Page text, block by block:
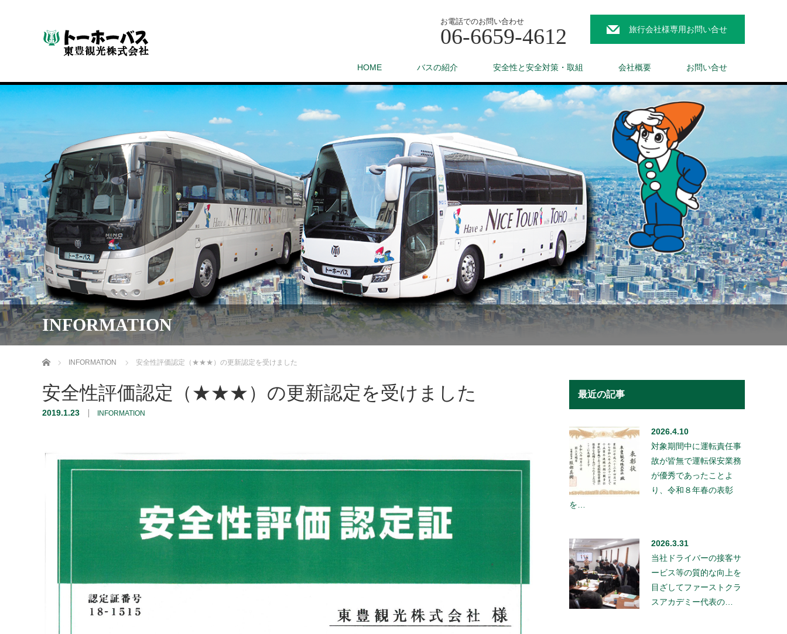
お電話でのお問い合わせ
06-6659-4612 旅行会社様専用お問い合せ
HOME バスの紹介 安全性と安全対策・取組 会社概要 お問い合せ
INFORMATION
ホーム INFORMATION 安全性評価認定（★★★）の更新認定を受けました
安全性評価認定（★★★）の更新認定を受けました
2019.1.23 INFORMATION
最近の記事
2026.4.10
対象期間中に運転責任事
故が皆無で運転保安業務
が優秀であったことよ
り、令和８年春の表彰
を…
2026.3.31
当社ドライバーの接客サ
ービス等の質的な向上を
目ざしてファーストクラ
スアカデミー代表の…